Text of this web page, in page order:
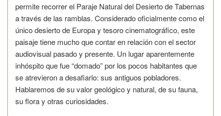
permite recorrer el Paraje Natural del Desierto de Tabernas
a través de las ramblas. Considerado oficialmente como el
único desierto de Europa y tesoro cinematográfico, este
paisaje tiene mucho que contar en relación con el sector
audiovisual pasado y presente. Un lugar aparentemente
inhóspito que fue “domado” por los pocos habitantes que
se atrevieron a desafiarlo: sus antiguos pobladores.
Hablaremos de su valor geológico y natural, de su fauna,
su flora y otras curiosidades.